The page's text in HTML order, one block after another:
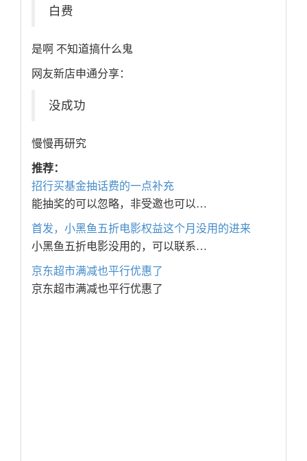
白费
是啊 不知道搞什么鬼
网友新店申通分享：
没成功
慢慢再研究
推荐：
招行买基金抽话费的一点补充
能抽奖的可以忽略，非受邀也可以…
首发，小黑鱼五折电影权益这个月没用的进来
小黑鱼五折电影没用的，可以联系…
京东超市满减也平行优惠了
京东超市满减也平行优惠了